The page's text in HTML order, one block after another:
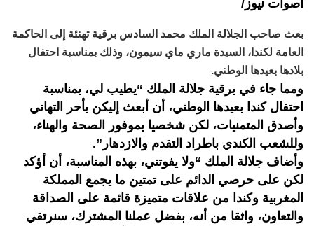
أصوات نيوز/
بعث صاحب الجلالة الملك محمد السادس برقية تهنئة إلى الحاكمة
العامة لكندا، السيدة ماري ماي سيمون، وذلك بمناسبة احتفال
بلادها بعيدها الوطني.
ومما جاء في برقية جلالة الملك “يطيب لي، بمناسبة
احتفال كندا بعيدها الوطني، أن أبعث إليكن بأحر التهاني
وأصدق المتمنيات، لكن شخصيا بموفور الصحة والهناء،
وللشعب الكندي باطراد التقدم والازدهار”.
وأضاف جلالة الملك “ولا يفوتني، بهذه المناسبة، أن أؤكد
لكن على حرصي الدائم على تمتين ما يجمع المملكة
المغربية وكندا من علاقات متميزة قائمة على الصداقة
والتعاون، واثقا من أنه، بفضل عملنا المشترك، سنرتقي